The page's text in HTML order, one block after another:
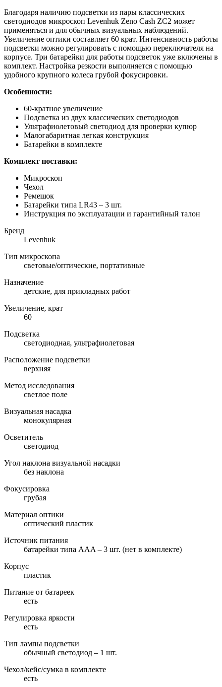
Благодаря наличию подсветки из пары классических
светодиодов микроскоп Levenhuk Zeno Cash ZC2 может
применяться и для обычных визуальных наблюдений.
Увеличение оптики составляет 60 крат. Интенсивность работы
подсветки можно регулировать с помощью переключателя на
корпусе. Три батарейки для работы подсветок уже включены в
комплект. Настройка резкости выполняется с помощью
удобного крупного колеса грубой фокусировки.
Особенности:
60-кратное увеличение
Подсветка из двух классических светодиодов
Ультрафиолетовый светодиод для проверки купюр
Малогабаритная легкая конструкция
Батарейки в комплекте
Комплект поставки:
Микроскоп
Чехол
Ремешок
Батарейки типа LR43 – 3 шт.
Инструкция по эксплуатации и гарантийный талон
Бренд
Levenhuk
Тип микроскопа
световые/оптические, портативные
Назначение
детские, для прикладных работ
Увеличение, крат
60
Подсветка
светодиодная, ультрафиолетовая
Расположение подсветки
верхняя
Метод исследования
светлое поле
Визуальная насадка
монокулярная
Осветитель
светодиод
Угол наклона визуальной насадки
без наклона
Фокусировка
грубая
Материал оптики
оптический пластик
Источник питания
батарейки типа AAA – 3 шт. (нет в комплекте)
Корпус
пластик
Питание от батареек
есть
Регулировка яркости
есть
Тип лампы подсветки
обычный светодиод – 1 шт.
Чехол/кейс/сумка в комплекте
есть